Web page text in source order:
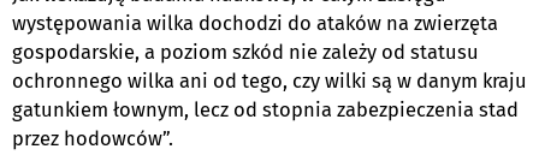
występowania wilka dochodzi do ataków na zwierzęta
gospodarskie, a poziom szkód nie zależy od statusu
ochronnego wilka ani od tego, czy wilki są w danym kraju
gatunkiem łownym, lecz od stopnia zabezpieczenia stad
przez hodowców”.